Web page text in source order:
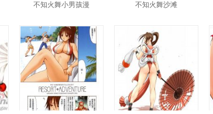
不知火舞小男孩漫 不知火舞沙滩